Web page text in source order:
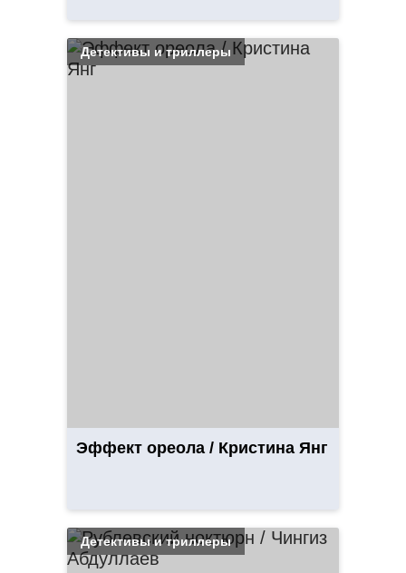
Детективы и триллеры
Эффект ореола / Кристина Янг
Детективы и триллеры